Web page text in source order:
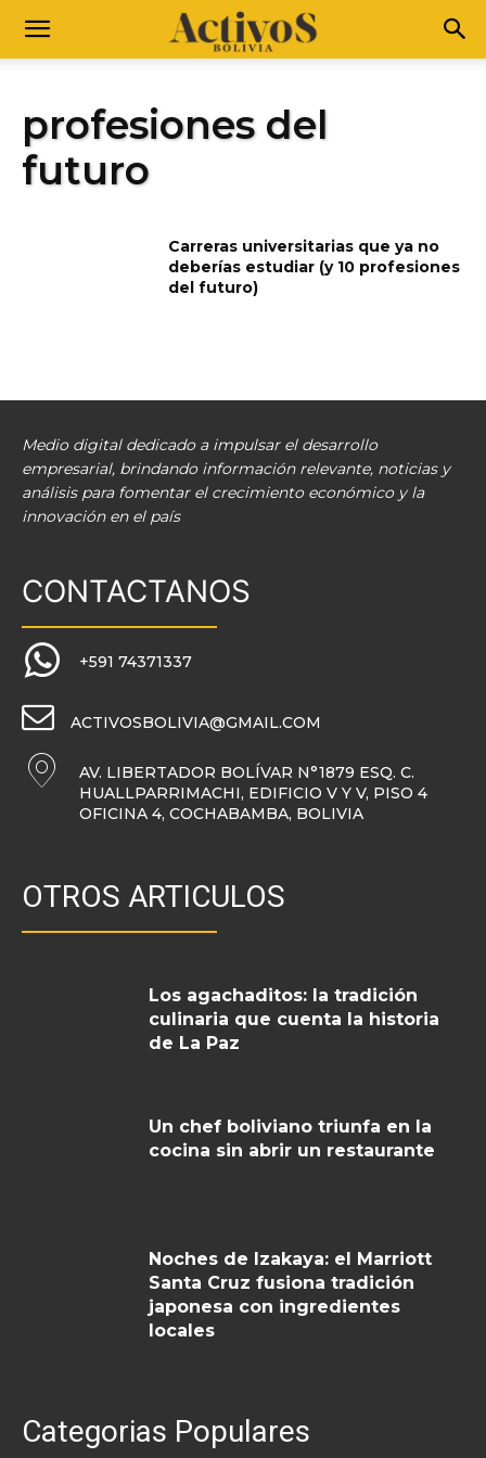
profesiones del
futuro
Carreras universitarias que ya no
deberías estudiar (y 10 profesiones
del futuro)
Medio digital dedicado a impulsar el desarrollo
empresarial, brindando información relevante, noticias y
análisis para fomentar el crecimiento económico y la
innovación en el país
CONTACTANOS
+591 74371337
ACTIVOSBOLIVIA@GMAIL.COM
AV. LIBERTADOR BOLÍVAR N°1879 ESQ. C.
HUALLPARRIMACHI, EDIFICIO V Y V, PISO 4
OFICINA 4, COCHABAMBA, BOLIVIA
OTROS ARTICULOS
Los agachaditos: la tradición
culinaria que cuenta la historia
de La Paz
Un chef boliviano triunfa en la
cocina sin abrir un restaurante
Noches de Izakaya: el Marriott
Santa Cruz fusiona tradición
japonesa con ingredientes
locales
Categorias Populares